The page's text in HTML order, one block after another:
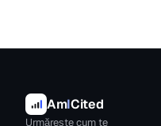
AmICited
Urmărește cum te